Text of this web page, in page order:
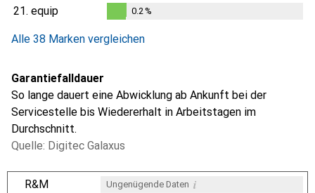
%
21. equip 0.2 %
Alle 38 Marken vergleichen
Garantiefalldauer
So lange dauert eine Abwicklung ab Ankunft bei der
Servicestelle bis Wiedererhalt in Arbeitstagen im
Durchschnitt.
Quelle: Digitec Galaxus
R&M Ungenügende Daten i